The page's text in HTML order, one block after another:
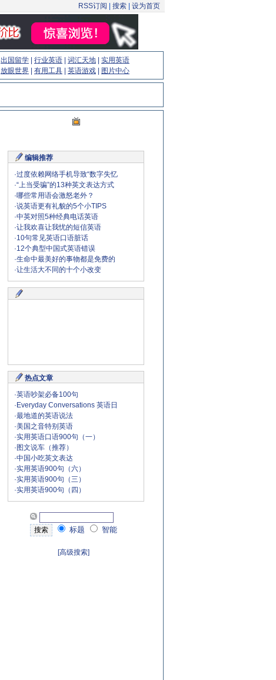
RSS订阅 搜索 设为首页
出国留学 行业英语 词汇天地
实用英语
放眼世界 有用工具 英语游戏 图片中心
编辑推荐
·过度依赖网络手机导致“数字失忆
·“上当受骗”的13种英文表达方式
·哪些常用语会激怒老外？
·说英语更有礼貌的5个小TIPS
·中英对照5种经典电话英语
·让我欢喜让我忧的短信英语
·10句常见英语口语脏话
·12个典型中国式英语错误
·生命中最美好的事物都是免费的
·让生活大不同的十个小改变
热点文章
·英语吵架必备100句
· Everyday Conversations 英语日
·最地道的英语说法
·美国之音特别英语
·实用英语口语900句（一）
· 图文说车（推荐）
·中国小吃英文表达
·实用英语900句（六）
·实用英语900句（三）
·实用英语900句（四）
标题 智能
[高级搜索]